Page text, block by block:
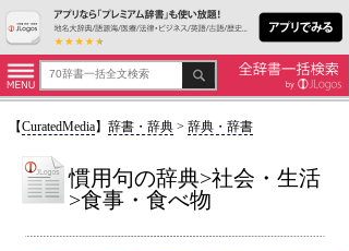
【CuratedMedia】 辞書・辞典> 辞典・辞書
慣用句の辞典>社会・生活
>食事・食べ物